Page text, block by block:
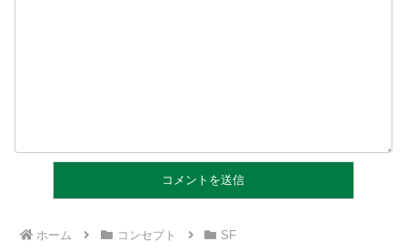
ホーム コンセプト SF